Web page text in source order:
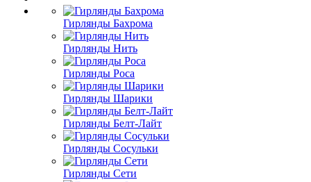
Гирлянды Бахрома
Гирлянды Нить
Гирлянды Роса
Гирлянды Шарики
Гирлянды Белт-Лайт
Гирлянды Сосульки
Гирлянды Сети